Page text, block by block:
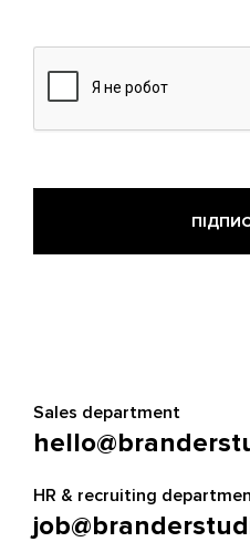
Sales department
HR & recruiting